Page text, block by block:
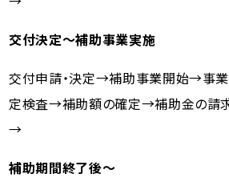
交付決定～補助事業実施
交付申請・決定→補助事業開始→事
定検査→補助額の確定→補助金の請
→
補助期間終了後～